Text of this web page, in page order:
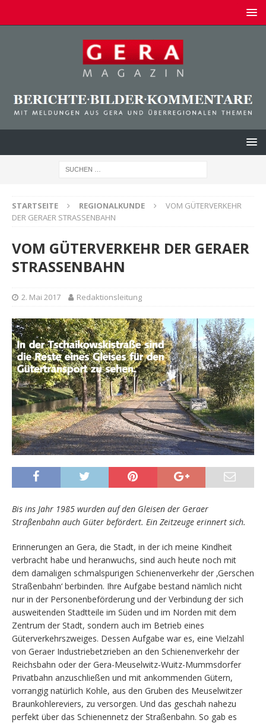
STARTSEITE REGIONALKUNDE
VOM GÜTERVERKEHR
DER GERAER STRASSENBAHN
VOM GÜTERVERKEHR DER GERAER
STRASSENBAHN
2. Mai 2017 Redaktionsleitung
Bis ins Jahr 1985 wurden auf den Gleisen der Geraer
Straßenbahn auch Güter befördert. Ein Zeitzeuge erinnert sich.
Erinnerungen an Gera, die Stadt, in der ich meine Kindheit
verbracht habe und heranwuchs, sind auch heute noch mit
dem damaligen schmalspurigen Schienenverkehr der ‚Gerschen
Straßenbahn‘ berbinden. Ihre Aufgabe bestand nämlich nicht
nur in der Personenbeförderung und der Verbindung der sich
ausweitenden Stadtteile im Süden und im Norden mit dem
Zentrum der Stadt, sondern auch im Betrieb eines
Güterverkehrszweiges. Dessen Aufgabe war es, eine Vielzahl
von Geraer Industriebetzrieben an den Schienenverkehr der
Reichsbahn oder der Gera-Meuselwitz-Wuitz-Mummsdorfer
Privatbahn anzuschließen und mit ankommenden Gütern,
vorrangig natürlich Kohle, aus den Gruben des Meuselwitzer
Braunkohlereviers, zu versorgen. Und das geschah nahezu
perfekt über das Schienennetz der Straßenbahn. So gab es